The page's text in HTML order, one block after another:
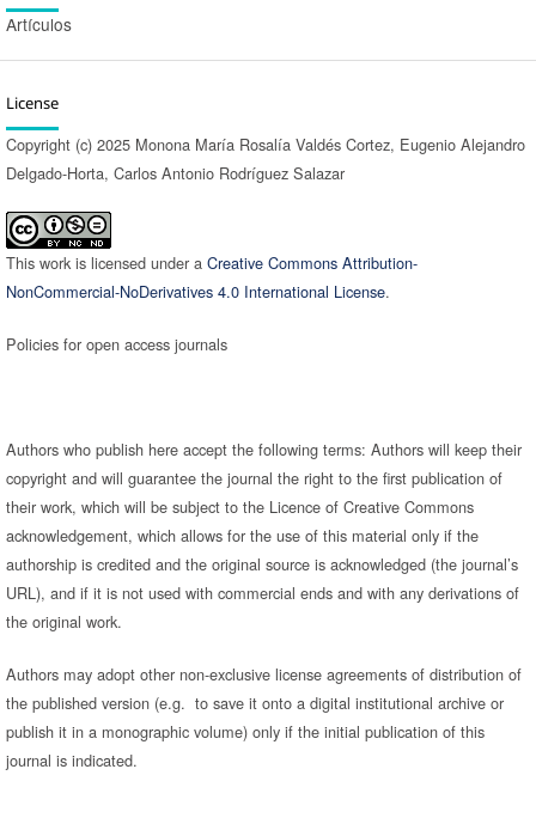
Artículos
License
Copyright (c) 2025 Monona María Rosalía Valdés Cortez, Eugenio Alejandro
Delgado-Horta, Carlos Antonio Rodríguez Salazar
This work is licensed under a Creative Commons Attribution-
NonCommercial-NoDerivatives 4.0 International License.
Policies for open access journals
Authors who publish here accept the following terms: Authors will keep their
copyright and will guarantee the journal the right to the first publication of
their work, which will be subject to the Licence of Creative Commons
acknowledgement, which allows for the use of this material only if the
authorship is credited and the original source is acknowledged (the journal’s
URL), and if it is not used with commercial ends and with any derivations of
the original work.
Authors may adopt other non-exclusive license agreements of distribution of
the published version (e.g. to save it onto a digital institutional archive or
publish it in a monographic volume) only if the initial publication of this
journal is indicated.